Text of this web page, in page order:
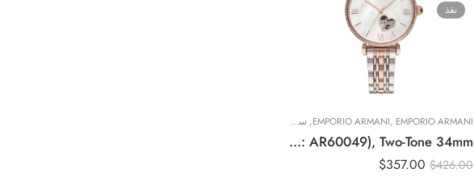
نفذ
EMPORIO ARMANI, EMPORIO ARMANI
, ساعات نسائية
Original Emporio Armani Women’s Automatic Two-Tone Stainless Steel Watch (Model: AR60049), Two-Tone 34mm
$426.00
$357.00